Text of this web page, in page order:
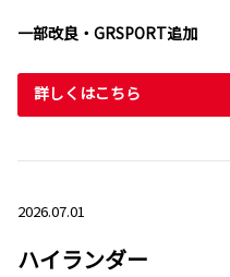
一部改良・GRSPORT追加
詳しくはこちら
2026.07.01
ハイランダー